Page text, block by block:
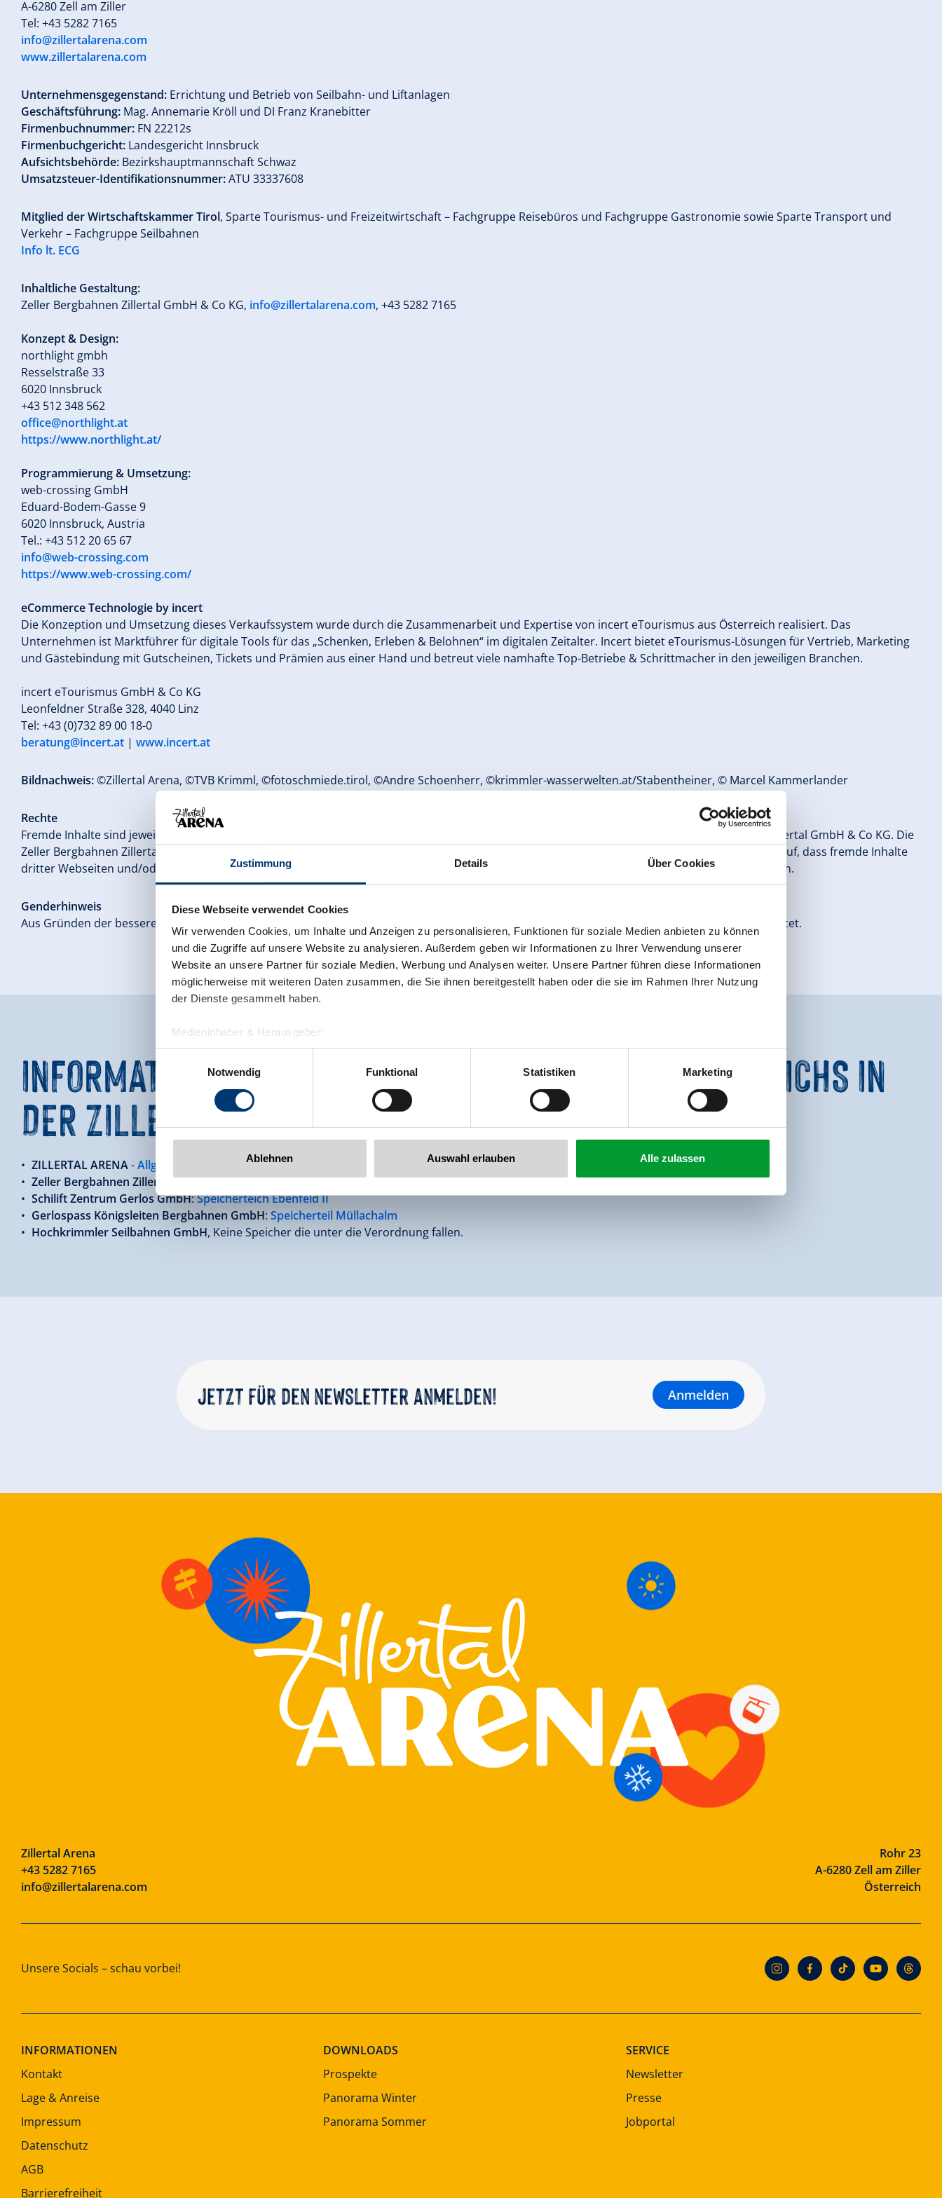
Zustimmung Details Über Cookies
Diese Webseite verwendet Cookies
Wir verwenden Cookies, um Inhalte und Anzeigen zu personalisieren, Funktionen für soziale Medien anbieten zu können
und die Zugriffe auf unsere Website zu analysieren. Außerdem geben wir Informationen zu Ihrer Verwendung unserer
Website an unsere Partner für soziale Medien, Werbung und Analysen weiter. Unsere Partner führen diese Informationen
möglicherweise mit weiteren Daten zusammen, die Sie ihnen bereitgestellt haben oder die sie im Rahmen Ihrer Nutzung
der Dienste gesammelt haben.
Medieninhaber & Herausgeber:
Zeller Bergbahnen Zillertal GmbH & Co KG
Rohr 23// A-6280 Zell am Ziller
www.zillertalarena.com
Notwendig
Funktional Statistiken Marketing
Ablehnen Auswahl erlauben Alle zulassen
A-6280 Zell am Ziller
Tel: +43 5282 7165
info@zillertalarena.com
www.zillertalarena.com
Unternehmensgegenstand: Errichtung und Betrieb von Seilbahn- und Liftanlagen
Geschäftsführung: Mag. Annemarie Kröll und DI Franz Kranebitter
Firmenbuchnummer: FN 22212s
Firmenbuchgericht: Landesgericht Innsbruck
Aufsichtsbehörde: Bezirkshauptmannschaft Schwaz
Umsatzsteuer-Identifikationsnummer:ATU 33337608
Mitglied der Wirtschaftskammer Tirol, Sparte Tourismus- und Freizeitwirtschaft – Fachgruppe Reisebüros und Fachgruppe Gastronomie sowie Sparte Transport und
Verkehr – Fachgruppe Seilbahnen
Info lt. ECG
Inhaltliche Gestaltung:
Zeller Bergbahnen Zillertal GmbH & Co KG, info@zillertalarena.com, +43 5282 7165
Konzept & Design:
northlight gmbh
Resselstraße 33
6020 Innsbruck
+43 512 348 562
office@northlight.at
https://www.northlight.at/
Programmierung & Umsetzung:
web-crossing GmbH
Eduard-Bodem-Gasse 9
6020 Innsbruck, Austria
Tel.: +43 512 20 65 67
info@web-crossing.com
https://www.web-crossing.com/
eCommerce Technologie by incert
Die Konzeption und Umsetzung dieses Verkaufssystem wurde durch die Zusammenarbeit und Expertise von incert eTourismus aus Österreich realisiert. Das
Unternehmen ist Marktführer für digitale Tools für das „Schenken, Erleben & Belohnen“ im digitalen Zeitalter. Incert bietet eTourismus-Lösungen für Vertrieb, Marketing
und Gästebindung mit Gutscheinen, Tickets und Prämien aus einer Hand und betreut viele namhafte Top-Betriebe & Schrittmacher in den jeweiligen Branchen.
incert eTourismus GmbH & Co KG
Leonfeldner Straße 328, 4040 Linz
Tel: +43 (0)732 89 00 18-0
beratung@incert.at | www.incert.at
Bildnachweis:©Zillertal Arena, ©TVB Krimml, ©fotoschmiede.tirol, ©Andre Schoenherr, ©krimmler-wasserwelten.at/Stabentheiner, © Marcel Kammerlander
Rechte
Fremde Inhalte sind jeweils unter Angabe der Quelle gekennzeichnet. Hierbei handelt es sich um keine eigenen Inhalte der Zeller Bergbahnen Zillertal GmbH & Co KG. Die
Zeller Bergbahnen Zillertal GmbH & Co KG macht sich diese fremden Inhalte von dritten Webseiten nicht zu eigen. Es besteht kein Anspruch darauf, dass fremde Inhalte
dritter Webseiten und/oder Kommentare zu Seiteninhalten durch die Zeller Bergbahnen Zillertal GmbH & Co KG vollständig veröffentlicht werden.
Genderhinweis
Aus Gründen der besseren Lesbarkeit der Texte wird auf einigen Seiten unserer Homepage auf eine geschlechtsneutrale Differenzierung verzichtet.
INFORMATIONEN FÜR DEN STÖRFALL EINES SPEICHERTEICHS IN
DER ZILLERTAL ARENA
ZILLERTAL ARENA-Allgemeine Information
Zeller Bergbahnen Zillertal GmbH & Co KG:Beschneiungsspeicher Rosenalm
Schilift Zentrum Gerlos GmbH:Speicherteich Ebenfeld II
Gerlospass Königsleiten Bergbahnen GmbH: Speicherteil Müllachalm
Hochkrimmler Seilbahnen GmbH, Keine Speicher die unter die Verordnung fallen.
Jetzt für den newsletter anmelden! Anmelden
Zillertal Arena
+43 5282 7165
info@zillertalarena.com
Rohr 23
A-6280 Zell am Ziller
Österreich
Unsere Socials – schau vorbei!
INFORMATIONEN
Kontakt
Lage & Anreise
Impressum
Datenschutz
AGB
Barrierefreiheit
DOWNLOADS
Prospekte
Panorama Winter
Panorama Sommer
SERVICE
Newsletter
Presse
Jobportal